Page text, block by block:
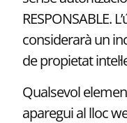
RESPONSABLE.
considerarà un
de propietat
Qualsevol
aparegui al lloc